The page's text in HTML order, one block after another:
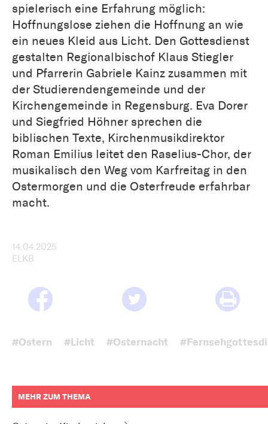
spielerisch eine Erfahrung möglich:
Hoffnungslose ziehen die Hoffnung an wie
ein neues Kleid aus Licht. Den Gottesdienst
gestalten Regionalbischof Klaus Stiegler
und Pfarrerin Gabriele Kainz zusammen mit
der Studierendengemeinde und der
Kirchengemeinde in Regensburg. Eva Dorer
und Siegfried Höhner sprechen die
biblischen Texte, Kirchenmusikdirektor
Roman Emilius leitet den Raselius-Chor, der
musikalisch den Weg vom Karfreitag in den
Ostermorgen und die Osterfreude erfahrbar
macht.
14.04.2025
ELKB
#Ostern #Licht #Osternacht
MEHR ZUM THEMA